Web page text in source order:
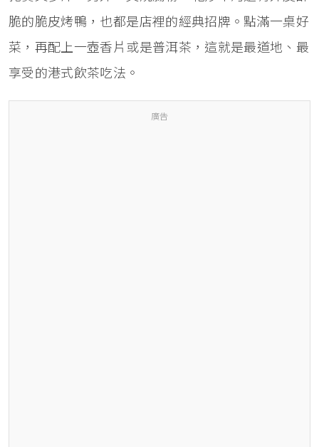
脆的脆皮烤鴨，也都是店裡的經典招牌。點滿一桌好
菜，再配上一壺香片或是普洱茶，這就是最道地、最
享受的港式飲茶吃法。
廣告